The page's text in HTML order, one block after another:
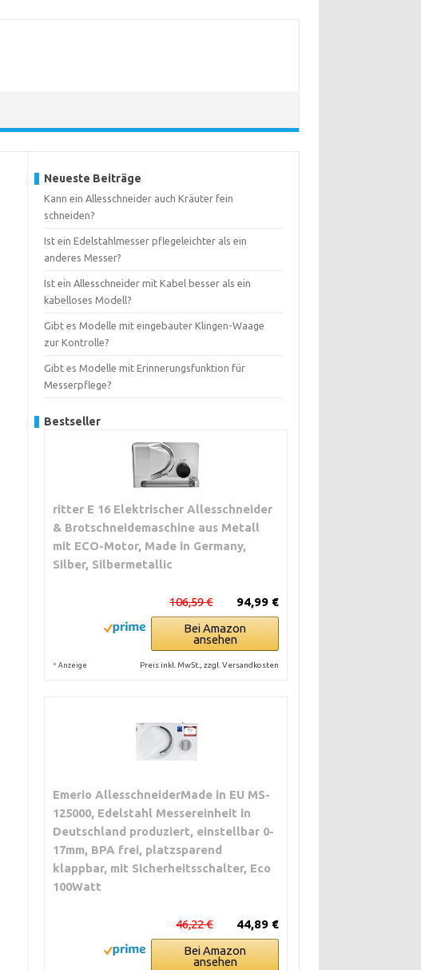
Neueste Beiträge
Kann ein Allesschneider auch Kräuter fein
schneiden?
Ist ein Edelstahlmesser pflegeleichter als ein
anderes Messer?
Ist ein Allesschneider mit Kabel besser als ein
kabelloses Modell?
Gibt es Modelle mit eingebauter Klingen-Waage
zur Kontrolle?
Gibt es Modelle mit Erinnerungsfunktion für
Messerpflege?
Bestseller
ritter E 16 Elektrischer Allesschneider
& Brotschneidemaschine aus Metall
mit ECO-Motor, Made in Germany,
Silber, Silbermetallic
94,99 €
106,59 €
Bei Amazon
ansehen
* Anzeige Preis inkl. MwSt., zzgl. Versandkosten
Emerio AllesschneiderMade in EU MS-
125000, Edelstahl Messereinheit in
Deutschland produziert, einstellbar 0-
17mm, BPA frei, platzsparend
klappbar, mit Sicherheitsschalter, Eco
100Watt
44,89 €
46,22 €
Bei Amazon
ansehen